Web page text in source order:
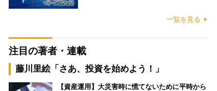
一覧を見る
注目の著者・連載
藤川里絵「さあ、投資を始めよう！」
【資産運用】大災害時に慌てないために平時から